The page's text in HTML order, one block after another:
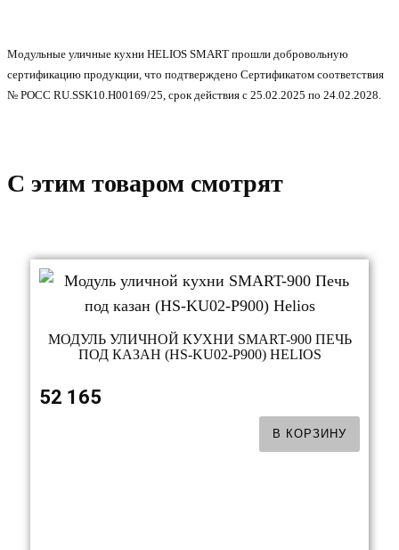
Модульные уличные кухни HELIOS SMART прошли добровольную
сертификацию продукции, что подтверждено Сертификатом соответствия
№ POCC RU.SSK10.H00169/25, срок действия с 25.02.2025 по 24.02.2028.
C этим товаром смотрят
МОДУЛЬ УЛИЧНОЙ КУХНИ SMART-900 ПЕЧЬ
ПОД КАЗАН (HS-KU02-P900) HELIOS
52 165
В КОРЗИНУ